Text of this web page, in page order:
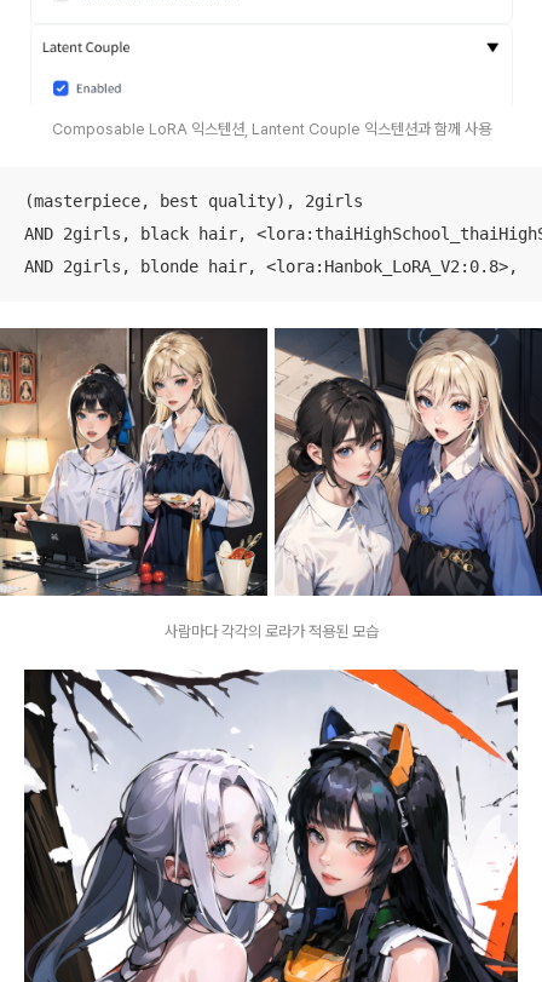
Composable LoRA 익스텐션, Lantent Couple 익스텐션과 함께 사용
(masterpiece, best quality), 2girls
AND 2girls, black hair,
AND 2girls, blonde hair, <lora:Hanbok_LoRA_V2:0.8>,
사람마다 각각의 로라가 적용된 모습